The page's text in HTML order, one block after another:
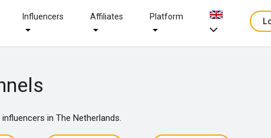
Influencers Affiliates Platform
in The Netherlands.